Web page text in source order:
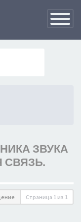
ЗВУКА
СВЯЗЬ.
Страница 1 из 1